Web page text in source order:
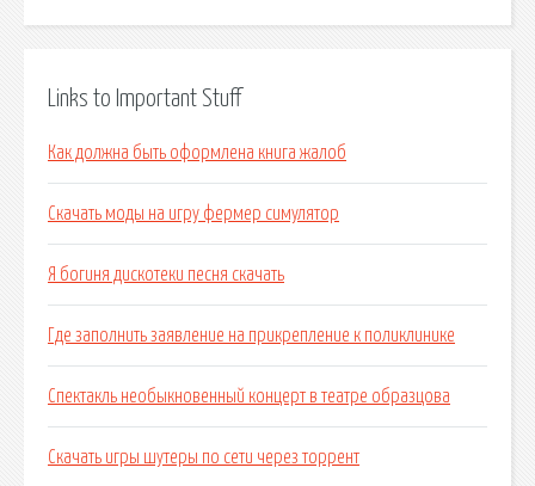
Links to Important Stuff
Как должна быть оформлена книга жалоб
Скачать моды на игру фермер симулятор
Я богиня дискотеки песня скачать
Где заполнить заявление на прикрепление к поликлинике
Спектакль необыкновенный концерт в театре образцова
Скачать игры шутеры по сети через торрент